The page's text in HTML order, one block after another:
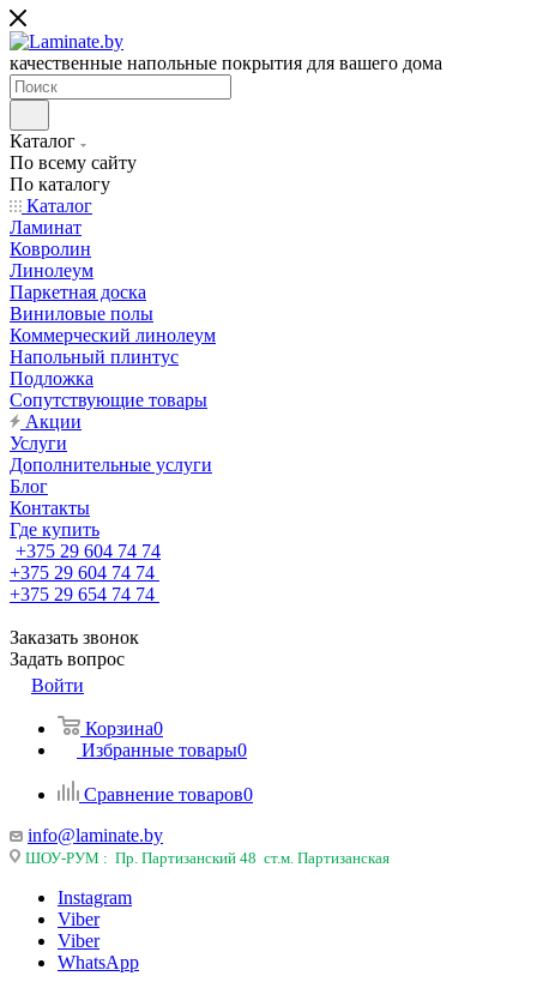
качественные напольные покрытия для вашего дома
Каталог
По всему сайту
По каталогу
Каталог
Ламинат
Ковролин
Линолеум
Паркетная доска
Виниловые полы
Коммерческий линолеум
Напольный плинтус
Подложка
Сопутствующие товары
Акции
Услуги
Дополнительные услуги
Блог
Контакты
Где купить
+375 29 604 74 74
+375 29 604 74 74
+375 29 654 74 74
Заказать звонок
Задать вопрос
Войти
Корзина0
Избранные товары0
Сравнение товаров0
info@laminate.by
ШОУ-РУМ : Пр. Партизанский 48 ст.м. Партизанская
Instagram
Viber
Viber
WhatsApp